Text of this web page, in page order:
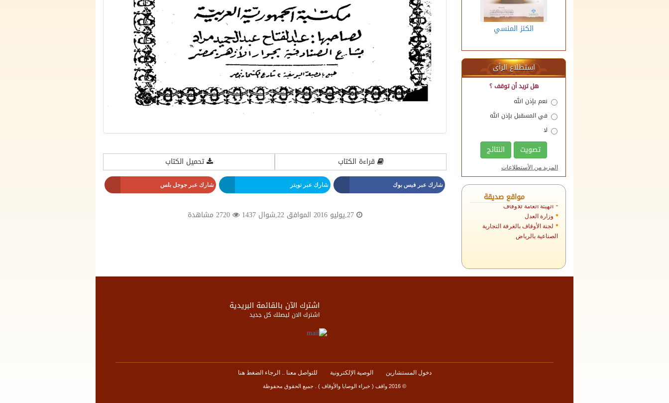
مصارف الوقف الكنز المنسي
استطلاع الرأى
هل تريد أن توقف ؟
نعم بإذن الله
في المسقبل بإذن الله
لا
تصويت النتائج
المزيد من الأستطلاعات
مواقع صديقة
الهيئة العامة للأوقاف
وزارة العدل
لجنة الأوقاف بالغرفة التجارية
الصناعية بالرياض
قراءة الكتاب تحميل الكتاب
شارك عبر فيس بوك شارك عبر تويتر شارك عبر جوجل بلس
27,يوليو 2016 الموافق 22,شوال 1437 2720 مشاهدة
اشترك الآن بالقائمة البريدية
اشترك الان ليصلك كل جديد
دخول المستشارين الوصية الإلكترونية للتواصل معنا .. الرجاء الضغط هنا
© 2016 واقف ( خبراء الوصايا والأوقاف ) . جميع الحقوق محفوظة